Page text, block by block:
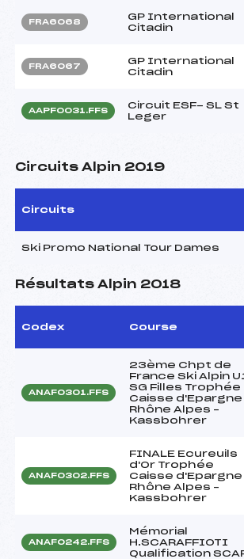
FRA6068
GP International
Citadin
FRA6067
GP International
Citadin
AAPF0031.FFS
Circuit ESF- SL St
Leger
Circuits Alpin 2019
Circuits
Ski Promo National Tour Dames
Résultats Alpin 2018
Codex Course
ANAF0301.FFS
23ème Chpt de
France Ski Alpin
SG Filles Trophée
Caisse d'Epargne
Rhône Alpes –
Kassbohrer
ANAF0302.FFS
FINALE Ecureuils
d'Or Trophée
Caisse d'Epargne
Rhône Alpes –
Kassbohrer
ANAF0242.FFS
Mémorial
H.SCARAFFIOTI
Qualification